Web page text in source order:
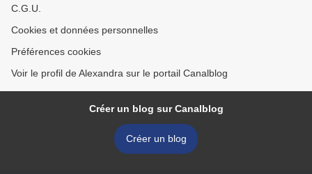
C.G.U.
Cookies et données personnelles
Préférences cookies
Voir le profil de Alexandra sur le portail Canalblog
Créer un blog sur Canalblog
Créer un blog